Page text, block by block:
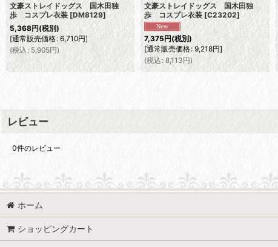
文豪ストレイドッグス 国木田独
歩 コスプレ衣装 [DM8129]
5,368円(税別)
[通常販売価格: 6,710円]
(税込 : 5,905円)
文豪ストレイドッグス 国木田独
歩 コスプレ衣装 [C23202]
7,375円(税別)
[通常販売価格: 9,218円]
(税込: 8,113円)
レビュー
0件のレビュー
ホーム
ショッピングカート